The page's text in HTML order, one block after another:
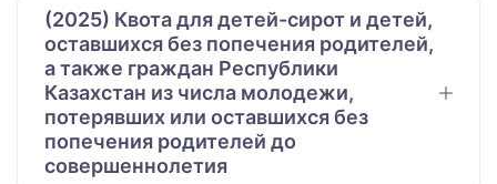
(2025) Квота для детей-сирот и детей,
оставшихся без попечения родителей,
а также граждан Республики
Казахстан из числа молодежи,
потерявших или оставшихся без
попечения родителей до
совершеннолетия